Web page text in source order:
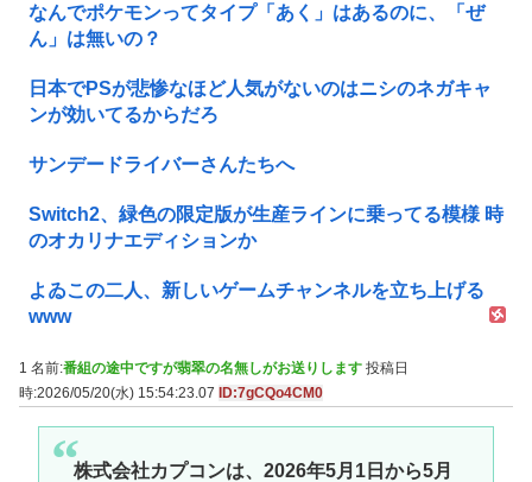
なんでポケモンってタイプ「あく」はあるのに、「ぜ
ん」は無いの？
日本でPSが悲惨なほど人気がないのはニシのネガキャ
ンが効いてるからだろ
サンデードライバーさんたちへ
Switch2、緑色の限定版が生産ラインに乗ってる模様 時
のオカリナエディションか
よゐこの二人、新しいゲームチャンネルを立ち上げる
www
1 名前:番組の途中ですが翡翠の名無しがお送りします 投稿日
時:2026/05/20(水) 15:54:23.07
ID:7gCQo4CM0
株式会社カプコンは、2026年5月1日から5月